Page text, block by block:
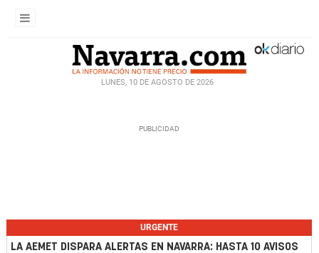
LUNES, 10 DE AGOSTO DE 2026
URGENTE
LA AEMET DISPARA ALERTAS EN NAVARRA: HASTA 10 AVISOS